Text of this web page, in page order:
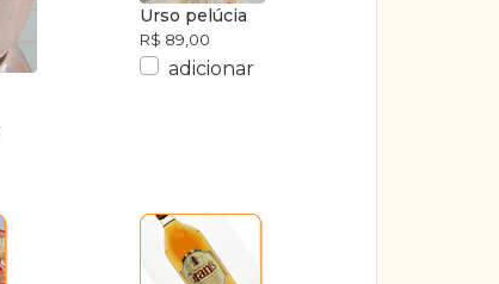
Urso pelúcia
R$ 89,00
adicionar